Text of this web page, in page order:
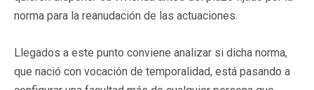
norma para la reanudación de las actuaciones.
Llegados a este punto conviene analizar si dicha norma,
que nació con vocación de temporalidad, está pasando a